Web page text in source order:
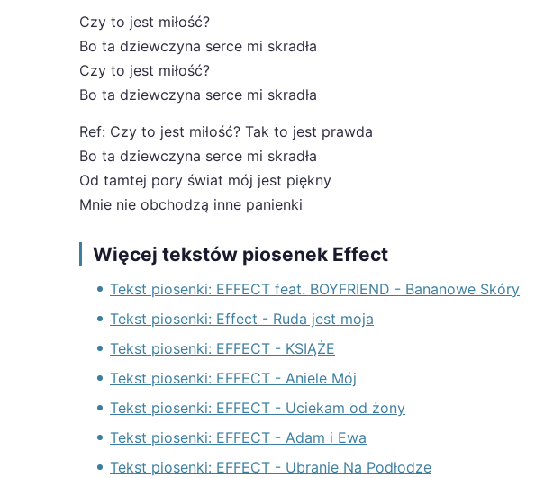
Czy to jest miłość?
Bo ta dziewczyna serce mi skradła
Czy to jest miłość?
Bo ta dziewczyna serce mi skradła
Ref: Czy to jest miłość? Tak to jest prawda
Bo ta dziewczyna serce mi skradła
Od tamtej pory świat mój jest piękny
Mnie nie obchodzą inne panienki
Więcej tekstów piosenek Effect
Tekst piosenki: EFFECT feat. BOYFRIEND - Bananowe Skóry
Tekst piosenki: Effect - Ruda jest moja
Tekst piosenki: EFFECT - KSIĄŻE
Tekst piosenki: EFFECT - Aniele Mój
Tekst piosenki: EFFECT - Uciekam od żony
Tekst piosenki: EFFECT - Adam i Ewa
Tekst piosenki: EFFECT - Ubranie Na Podłodze